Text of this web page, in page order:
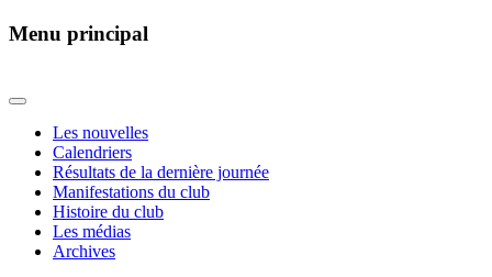
Menu principal
Les nouvelles
Calendriers
Résultats de la dernière journée
Manifestations du club
Histoire du club
Les médias
Archives